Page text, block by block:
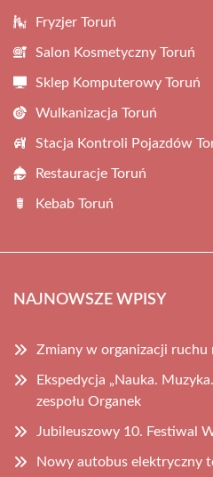
Fryzjer Toruń
Salon Kosmetyczny Toruń
Sklep Komputerowy Toruń
Wulkanizacja Toruń
Stacja Kontroli Pojazdów
Restauracje Toruń
Kebab Toruń
NAJNOWSZE WPISY
Zmiany w organizacji
Ekspedycja „Nauka.
zespołu Organek
Jubileuszowy 10. Festiwal
Nowy autobus elektryczny